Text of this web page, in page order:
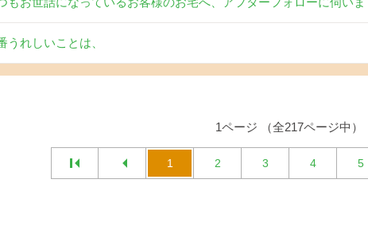
うれしいことは、
1ページ （全217ページ中）
1 2 3 4 5